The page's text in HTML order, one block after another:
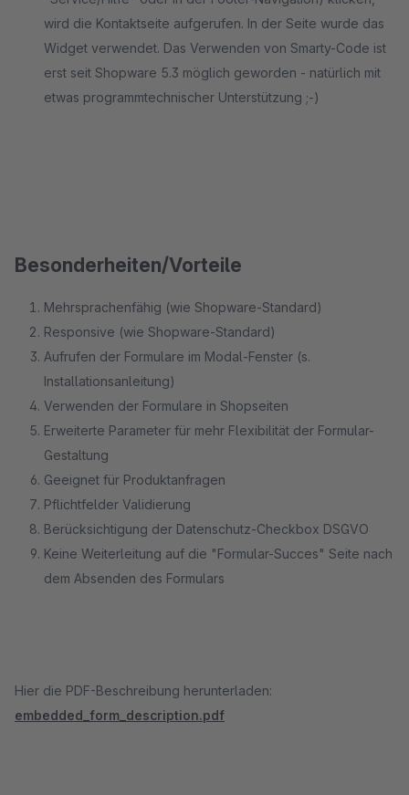
wird die Kontaktseite aufgerufen. In der Seite wurde das
Widget verwendet. Das Verwenden von Smarty-Code ist
erst seit Shopware 5.3 möglich geworden - natürlich mit
etwas programmtechnischer Unterstützung ;-)
Besonderheiten/Vorteile
Mehrsprachenfähig (wie Shopware-Standard)
Responsive (wie Shopware-Standard)
Aufrufen der Formulare im Modal-Fenster (s.
Installationsanleitung)
Verwenden der Formulare in Shopseiten
Erweiterte Parameter für mehr Flexibilität der Formular-
Gestaltung
Geeignet für Produktanfragen
Pflichtfelder Validierung
Berücksichtigung der Datenschutz-Checkbox DSGVO
Keine Weiterleitung auf die "Formular-Succes" Seite nach
dem Absenden des Formulars
Hier die PDF-Beschreibung herunterladen:
embedded_form_description.pdf